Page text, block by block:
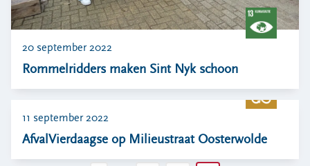
Rommelridders maken Sint Nyk schoon
20 september 2022
AfvalVierdaagse op Milieustraat Oosterwolde
11 september 2022